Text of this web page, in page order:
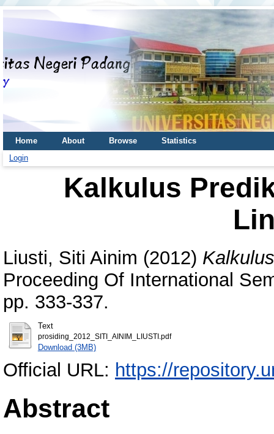
Home About Browse
Statistics
Login
Kalkulus
Liusti, Siti Ainim (2012)
Proceeding Of International
pp. 333-337.
Text
prosiding_2012_SITI_AINIM_LIUSTI.pdf
Download (3MB)
Official URL: https://
Abstract